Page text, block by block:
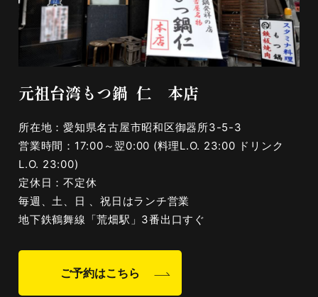
元祖台湾もつ鍋 仁 本店
所在地：愛知県名古屋市昭和区御器所3-5-3
営業時間：17:00～翌0:00 (料理L.O. 23:00 ドリンク
L.O. 23:00)
定休日：不定休
毎週、土、日 、祝日はランチ営業
地下鉄鶴舞線「荒畑駅」3番出口すぐ
ご予約はこちら